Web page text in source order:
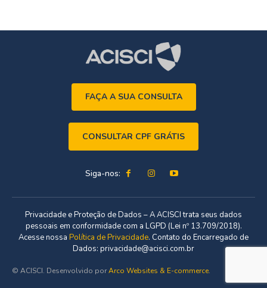
FAÇA A SUA CONSULTA
CONSULTAR CPF GRÁTIS
Siga-nos:
Privacidade e Proteção de Dados – A ACISCI trata seus dados
pessoais em conformidade com a LGPD (Lei nº 13.709/2018).
Acesse nossa Política de Privacidade. Contato do Encarregado de
Dados: privacidade@acisci.com.br
© ACISCI. Desenvolvido porArco Websites & E-commerce.